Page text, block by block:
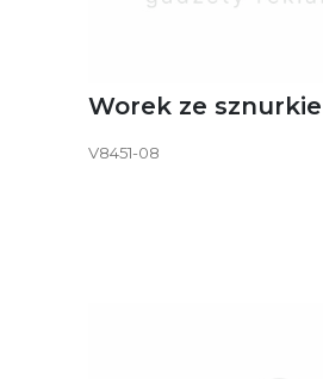
V8451-08